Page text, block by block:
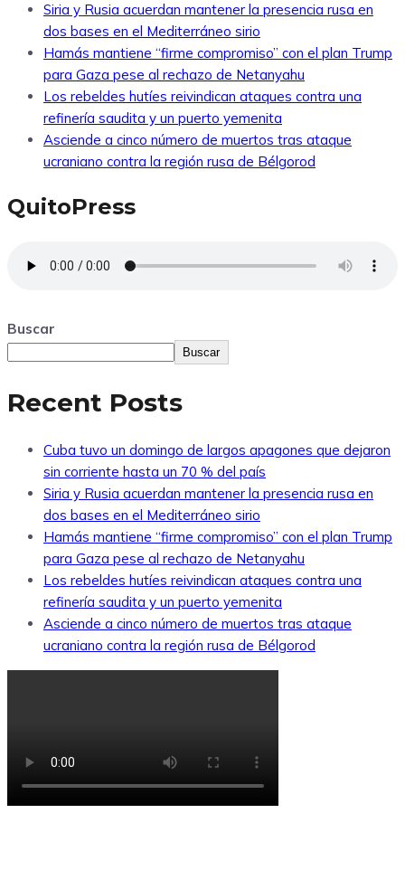
Siria y Rusia acuerdan mantener la presencia rusa en
dos bases en el Mediterráneo sirio
Hamás mantiene “firme compromiso” con el plan Trump
para Gaza pese al rechazo de Netanyahu
Los rebeldes hutíes reivindican ataques contra una
refinería saudita y un puerto yemenita
Asciende a cinco número de muertos tras ataque
ucraniano contra la región rusa de Bélgorod
QuitoPress
Buscar
Buscar
Recent Posts
Cuba tuvo un domingo de largos apagones que dejaron
sin corriente hasta un 70 % del país
Siria y Rusia acuerdan mantener la presencia rusa en
dos bases en el Mediterráneo sirio
Hamás mantiene “firme compromiso” con el plan Trump
para Gaza pese al rechazo de Netanyahu
Los rebeldes hutíes reivindican ataques contra una
refinería saudita y un puerto yemenita
Asciende a cinco número de muertos tras ataque
ucraniano contra la región rusa de Bélgorod